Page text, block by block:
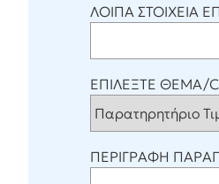
ΛΟΙΠΑ ΣΤΟΙΧΕΙΑ
ΕΠΙΛΕΞΤΕ ΘΕΜΑ/
ΠΕΡΙΓΡΑΦΗ